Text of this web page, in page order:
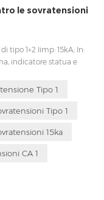
le sovratensioni
tipo 1+2 Iimp: 15kA; In:
indicatore statua e
Tipo 1
Tipo 1
15ka
CA 1